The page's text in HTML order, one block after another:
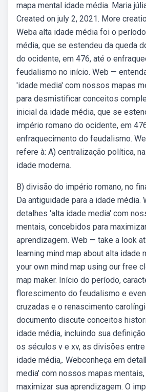
mapa mental idade média. Maria
Created on july 2, 2021. More
Weba alta idade média foi o
média, que se estendeu da queda
do ocidente, em 476, até o
feudalismo no início. Web —
'idade media' com nossos mapas
para desmistificar conceitos
inicial da idade média, que se
império romano do ocidente, em
enfraquecimento do feudalismo.
refere à: A) centralização política,
idade moderna.
B) divisão do império romano, no
Da antiguidade para a idade média.
detalhes 'alta idade media' com
mentais, concebidos para
aprendizagem. Web — take a look
learning mind map about alta idade
your own mind map using our free
map maker. Início do período,
florescimento do feudalismo e
cruzadas e o renascimento
documento discute conceitos
idade média, incluindo sua
os séculos v e xv, as divisões
idade média,. Webconheça em
media' com nossos mapas
maximizar sua aprendizagem. O